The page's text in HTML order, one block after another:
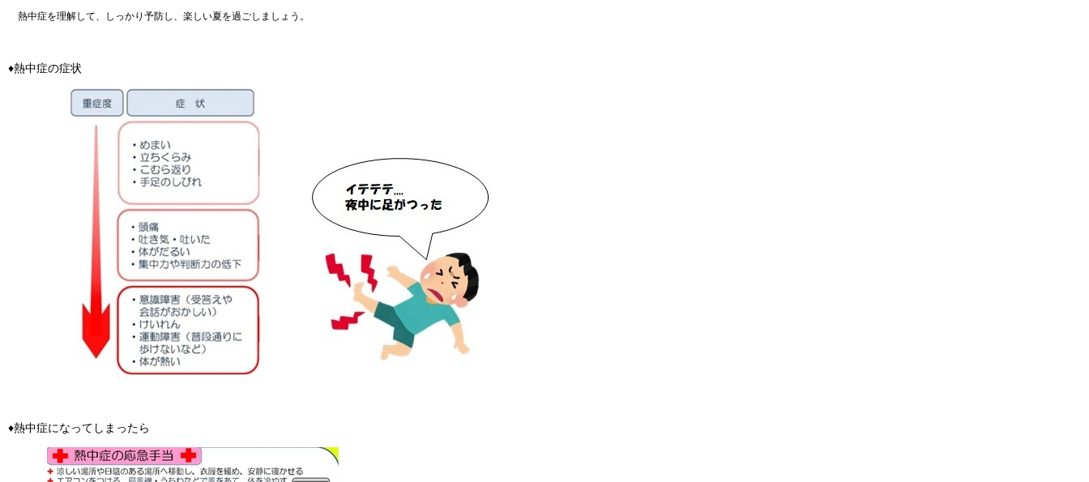
熱中症を理解して、しっかり予防し、楽しい夏を過ごしましょう。
♦熱中症の症状
♦熱中症になってしまったら